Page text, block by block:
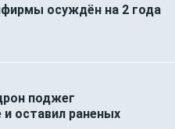
осуждён на 2 года
поджег
оставил раненых